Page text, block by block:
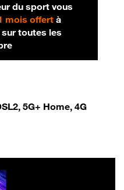
du sport vous
mois offertà
sur toutes les
5G+ Home, 4G